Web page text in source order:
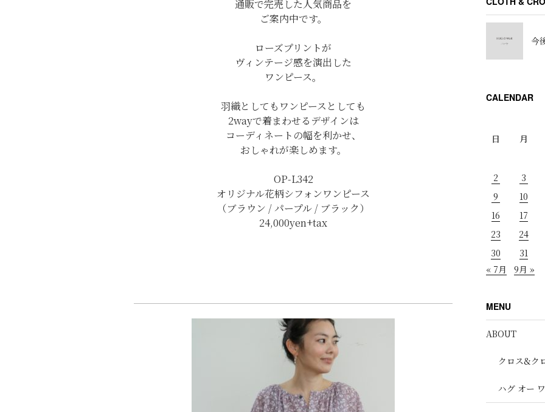
通販で完売した人気商品を
ご案内中です。
ローズプリントが
ヴィンテージ感を演出した
ワンピース。
羽織としてもワンピースとしても
2wayで着まわせるデザインは
コーディネートの幅を利かせ、
おしゃれが楽しめます。
OP-L342
オリジナル花柄シフォンワンピース
（ブラウン / パープル / ブラック）
24,000yen+tax
今
CALENDAR
日
月
2
3
9
10
16
17
23
24
30
31
« 7月
9月 »
MENU
ABOUT
クロス&ク
ハグ オー